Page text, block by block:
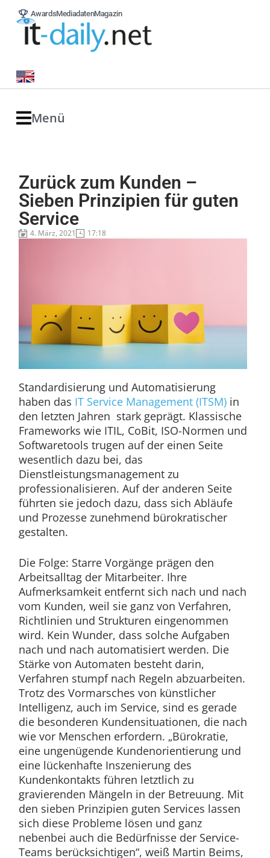
AwardsMediadatenMagazin
Menü
Zurück zum Kunden –
Sieben Prinzipien für guten
Service
4. März, 2021 17:18
Standardisierung und Automatisierung
haben das IT Service Management (ITSM)in
den letzten Jahren stark geprägt. Klassische
Frameworks wie ITIL, CoBit, ISO-Normen und
Softwaretools trugen auf der einen Seite
wesentlich dazu bei, das
Dienstleistungsmanagement zu
professionalisieren. Auf der anderen Seite
führten sie jedoch dazu, dass sich Abläufe
und Prozesse zunehmend bürokratischer
gestalten.
Die Folge: Starre Vorgänge prägen den
Arbeitsalltag der Mitarbeiter. Ihre
Aufmerksamkeit entfernt sich nach und nach
vom Kunden, weil sie ganz von Verfahren,
Richtlinien und Strukturen eingenommen
wird. Kein Wunder, dass solche Aufgaben
nach und nach automatisiert werden. Die
Stärke von Automaten besteht darin,
Verfahren stumpf nach Regeln abzuarbeiten.
Trotz des Vormarsches von künstlicher
Intelligenz, auch im Service, sind es gerade
die besonderen Kundensituationen, die nach
wie vor Menschen erfordern. „Bürokratie,
eine ungenügende Kundenorientierung und
eine lückenhafte Inszenierung des
Kundenkontakts führen letztlich zu
gravierenden Mängeln in der Betreuung. Mit
den sieben Prinzipien guten Services lassen
sich diese Probleme lösen und ganz
nebenbei auch die Bedürfnisse der Service-
Teams berücksichtigen“, weiß Martin Beims,